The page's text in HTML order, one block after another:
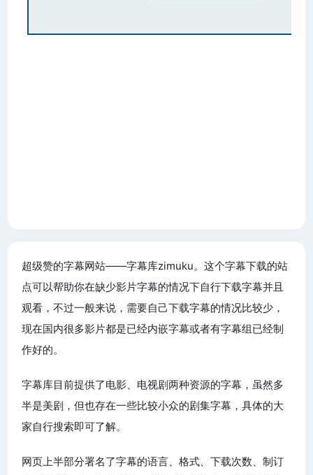
超级赞的字幕网站——字幕库zimuku。这个字幕下载的站
点可以帮助你在缺少影片字幕的情况下自行下载字幕并且
观看，不过一般来说，需要自己下载字幕的情况比较少，
现在国内很多影片都是已经内嵌字幕或者有字幕组已经制
作好的。
字幕库目前提供了电影、电视剧两种资源的字幕，虽然多
半是美剧，但也存在一些比较小众的剧集字幕，具体的大
家自行搜索即可了解。
网页上半部分署名了字幕的语言、格式、下载次数、制订